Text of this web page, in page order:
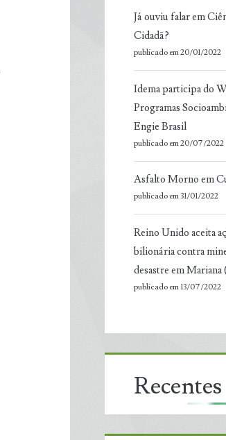
Já ouviu falar em
Cidadã?
publicado em 20/01/2022
Idema participa do
Programas
Engie Brasil
publicado em 20/07/2022
Asfalto Morno em
publicado em 31/01/2022
Reino Unido aceita
bilionária contra
desastre em
publicado em 13/07/2022
Recentes